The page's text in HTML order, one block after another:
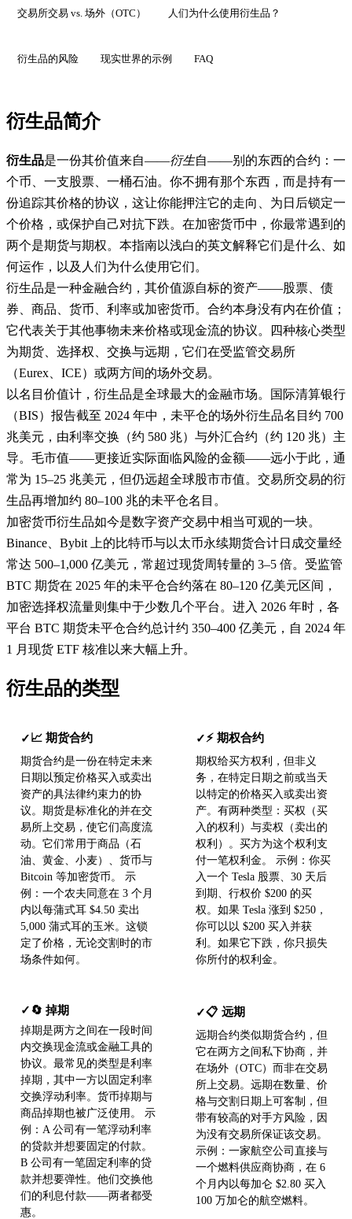
交易所交易 vs. 场外（OTC） 人们为什么使用衍生品？
衍生品的风险 现实世界的示例 FAQ
衍生品简介
衍生品是一份其价值来自——衍生自——别的东西的合约：一
个币、一支股票、一桶石油。你不拥有那个东西，而是持有一
份追踪其价格的协议，这让你能押注它的走向、为日后锁定一
个价格，或保护自己对抗下跌。在加密货币中，你最常遇到的
两个是期货与期权。本指南以浅白的英文解释它们是什么、如
何运作，以及人们为什么使用它们。
衍生品是一种金融合约，其价值源自标的资产——股票、债
券、商品、货币、利率或加密货币。合约本身没有内在价值；
它代表关于其他事物未来价格或现金流的协议。四种核心类型
为期货、选择权、交换与远期，它们在受监管交易所
（Eurex、ICE）或两方间的场外交易。
以名目价值计，衍生品是全球最大的金融市场。国际清算银行
（BIS）报告截至 2024 年中，未平仓的场外衍生品名目约 700
兆美元，由利率交换（约 580 兆）与外汇合约（约 120 兆）主
导。毛市值——更接近实际面临风险的金额——远小于此，通
常为 15–25 兆美元，但仍远超全球股市市值。交易所交易的衍
生品再增加约 80–100 兆的未平仓名目。
加密货币衍生品如今是数字资产交易中相当可观的一块。
Binance、Bybit 上的比特币与以太币永续期货合计日成交量经
常达 500–1,000 亿美元，常超过现货周转量的 3–5 倍。受监管
BTC 期货在 2025 年的未平仓合约落在 80–120 亿美元区间，
加密选择权流量则集中于少数几个平台。进入 2026 年时，各
平台 BTC 期货未平仓合约总计约 350–400 亿美元，自 2024 年
1 月现货 ETF 核准以来大幅上升。
衍生品的类型
✓📈 期货合约
期货合约是一份在特定未来
日期以预定价格买入或卖出
资产的具法律约束力的协
议。期货是标准化的并在交
易所上交易，使它们高度流
动。它们常用于商品（石
油、黄金、小麦）、货币与
Bitcoin 等加密货币。 示
例：一个农夫同意在 3 个月
内以每蒲式耳 $4.50 卖出
5,000 蒲式耳的玉米。这锁
定了价格，无论交割时的市
场条件如何。
✓⚡ 期权合约
期权给买方权利，但非义
务，在特定日期之前或当天
以特定的价格买入或卖出资
产。有两种类型：买权（买
入的权利）与卖权（卖出的
权利）。买方为这个权利支
付一笔权利金。 示例：你买
入一个 Tesla 股票、30 天后
到期、行权价 $200 的买
权。如果 Tesla 涨到 $250，
你可以以 $200 买入并获
利。如果它下跌，你只损失
你所付的权利金。
✓🔄 掉期
掉期是两方之间在一段时间
内交换现金流或金融工具的
协议。最常见的类型是利率
掉期，其中一方以固定利率
交换浮动利率。货币掉期与
商品掉期也被广泛使用。 示
例：A 公司有一笔浮动利率
的贷款并想要固定的付款。
B 公司有一笔固定利率的贷
款并想要弹性。他们交换他
们的利息付款——两者都受
惠。
✓📋 远期
远期合约类似期货合约，但
它在两方之间私下协商，并
在场外（OTC）而非在交易
所上交易。远期在数量、价
格与交割日期上可客制，但
带有较高的对手方风险，因
为没有交易所保证该交易。
示例：一家航空公司直接与
一个燃料供应商协商，在 6
个月内以每加仑 $2.80 买入
100 万加仑的航空燃料。